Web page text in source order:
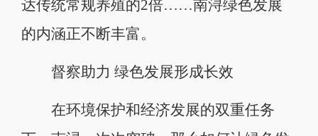
达传统常规养殖的2倍……南浔绿色发展
的内涵正不断丰富。
督察助力 绿色发展形成长效
在环境保护和经济发展的双重任务